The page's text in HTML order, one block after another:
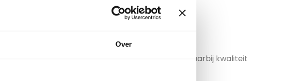
Over
hedendaagse uitstraling zoekt.
verzorging.
de juiste ondehroud.
vind je een zorgvuldig samengestelde collectie waarbij kwaliteit